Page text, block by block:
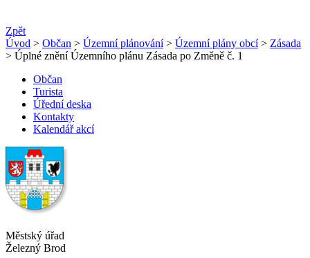
Zpět
Úvod > Občan > Územní plánování> Územní plány obcí> Zásada
> Úplné znění Územního plánu Zásada po Změně č. 1
Občan
Turista
Úřední deska
Kontakty
Kalendář akcí
Městský úřad
Železný Brod